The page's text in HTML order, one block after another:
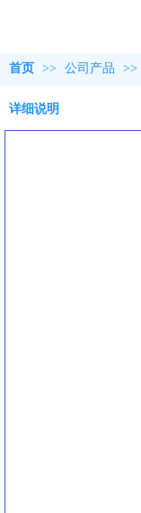
首页 >> 公司产品 >>
详细说明